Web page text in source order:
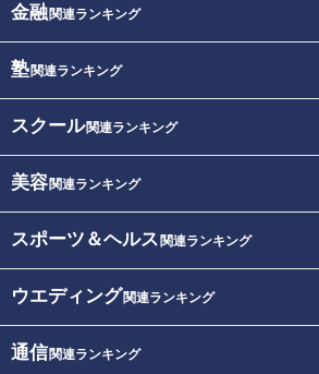
金融関連ランキング
塾関連ランキング
スクール関連ランキング
美容関連ランキング
スポーツ＆ヘルス 関連ランキング
ウエディング関連ランキング
通信関連ランキング